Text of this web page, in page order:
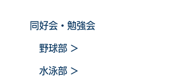
同好会・勉強会
野球部 ＞
水泳部 ＞